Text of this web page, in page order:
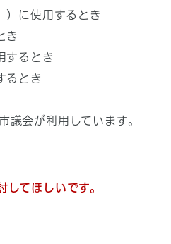
に使用するとき
き
するとき
るとき
会が利用しています。
てほしいです。